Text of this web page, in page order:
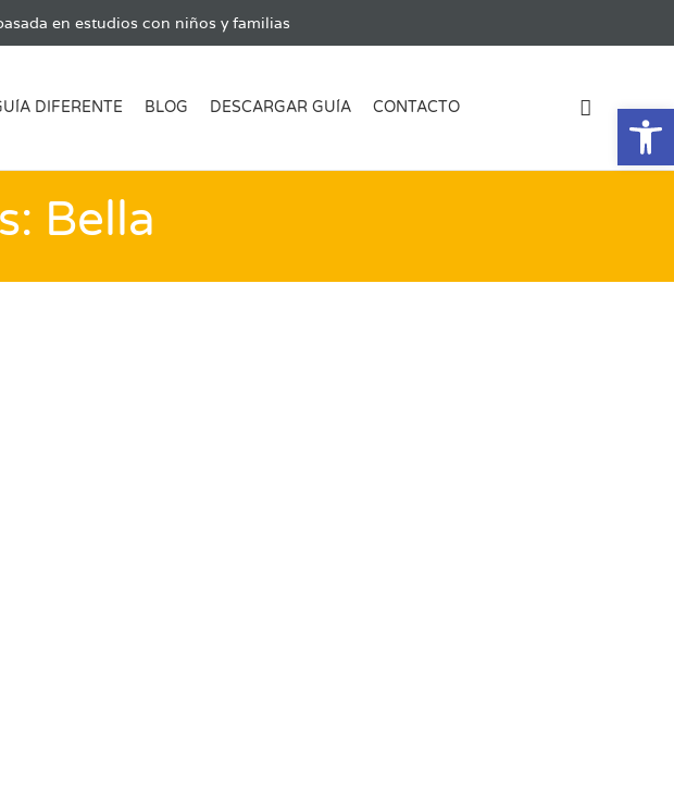
en estudios con niños y familias
DIFERENTE BLOG DESCARGAR GUÍA CONTACTO
Bella